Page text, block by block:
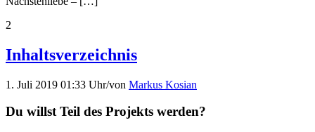
2
Inhaltsverzeichnis
1. Juli 2019 01:33 Uhr/von Markus Kosian
Du willst Teil des Projekts werden?